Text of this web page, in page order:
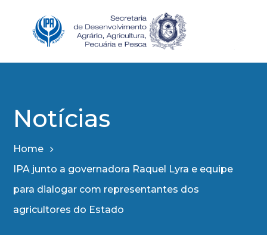
Notícias
Home
IPA junto a governadora Raquel Lyra e equipe
para dialogar com representantes dos
agricultores do Estado